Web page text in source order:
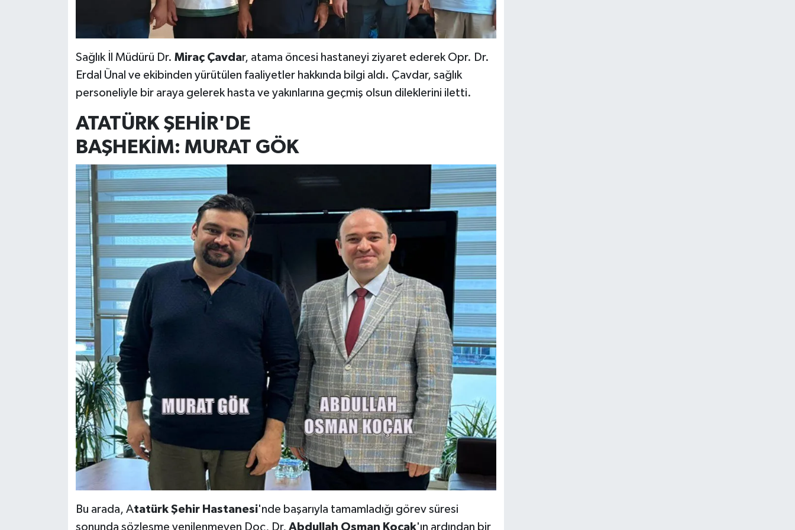
Sağlık İl Müdürü Dr. Miraç Çavdar, atama öncesi hastaneyi ziyaret ederek Opr. Dr.
Erdal Ünal ve ekibinden yürütülen faaliyetler hakkında bilgi aldı. Çavdar, sağlık
personeliyle bir araya gelerek hasta ve yakınlarına geçmiş olsun dileklerini iletti.
ATATÜRK ŞEHİR'DE
BAŞHEKİM: MURAT GÖK
Bu arada, Atatürk Şehir Hastanesi'nde başarıyla tamamladığı görev süresi
sonunda sözleşme yenilenmeyen Doç, Dr, Abdullah Osman Koçak'ın ardından bir